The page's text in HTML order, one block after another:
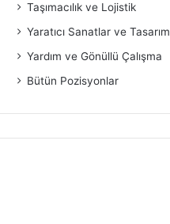
Taşımacılık ve Lojistik
Yaratıcı Sanatlar ve Tasarım
Yardım ve Gönüllü Çalışma
Bütün Pozisyonlar